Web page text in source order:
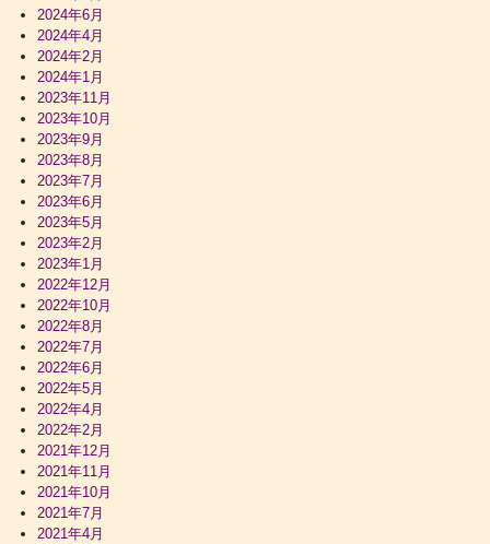
2024年6月
2024年4月
2024年2月
2024年1月
2023年11月
2023年10月
2023年9月
2023年8月
2023年7月
2023年6月
2023年5月
2023年2月
2023年1月
2022年12月
2022年10月
2022年8月
2022年7月
2022年6月
2022年5月
2022年4月
2022年2月
2021年12月
2021年11月
2021年10月
2021年7月
2021年4月